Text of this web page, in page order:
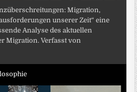
Migration,
unserer Zeit“ eine
Analyse des aktuellen
Migration. Verfasst von